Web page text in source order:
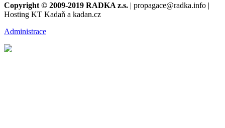
Copyright © 2009-2019 RADKA z.s. | propagace@radka.info |
Hosting KT Kadaň a kadan.cz
Administrace